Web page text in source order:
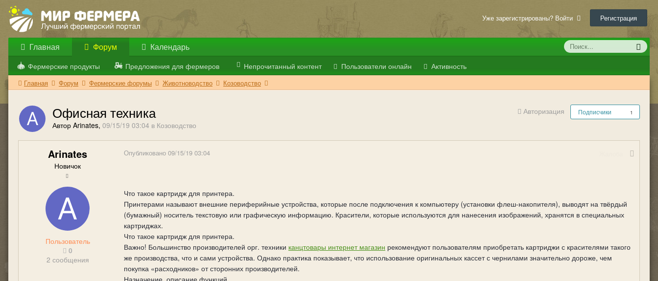
Уже зарегистрированы? Войти Регистрация
Главная Форум
Фермерские продукты Предложения для фермеров Непрочитанный контент Пользователи онлайн Активность
Календарь
Главная Форум Фермерские форумы Животноводство Козоводство
Авторизация Подписчики 1
Офисная техника
Автор Arinates, 09/15/19 03:04 в Козоводство
Arinates
Новичок
Пользователь
0
2 сообщения
Опубликовано 09/15/19 03:04
Что такое картридж для принтера.
Принтерами называют внешние периферийные устройства, которые после подключения к компьютеру (установки флеш-накопителя), выводят на твёрдый
(бумажный) носитель текстовую или графическую информацию. Красители, которые используются для нанесения изображений, хранятся в специальных
картриджах.
Что такое картридж для принтера.
Важно! Большинство производителей орг. техники канцтовары интернет магазин рекомендуют пользователям приобретать картриджи с красителями такого
же производства, что и сами устройства. Однако практика показывает, что использование оригинальных кассет с чернилами значительно дороже, чем
покупка «расходников» от сторонних производителей.
Назначение, описание функций.